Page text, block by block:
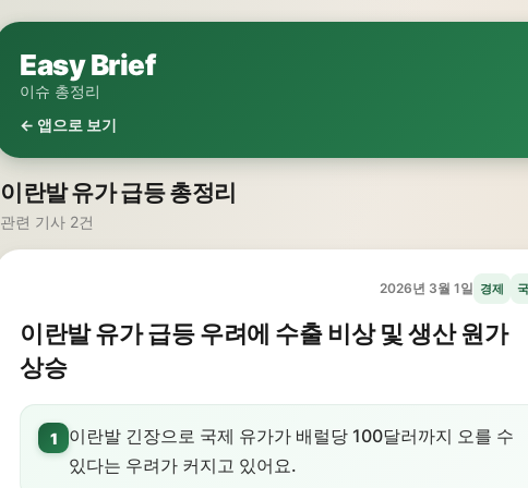
Easy Brief
이슈 총정리
← 앱으로 보기
이란발 유가 급등 총정리
관련 기사 2건
2026년 3월 1일 경제
이란발 유가 급등 우려에 수출 비상 및 생산 원가
상승
1
이란발 긴장으로 국제 유가가 배럴당 100달러까지 오를 수
있다는 우려가 커지고 있어요.